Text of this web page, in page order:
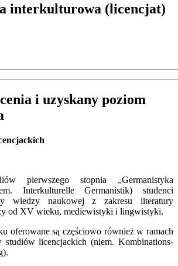
interkulturowa (licencjat)
i uzyskany poziom
pierwszego stopnia „Germanistyka
Interkulturelle Germanistik) studenci
wiedzy naukowej z zakresu literatury
od XV wieku, mediewistyki i lingwistyki.
oferowane są częściowo również w ramach
studiów licencjackich (niem. Kombinations-